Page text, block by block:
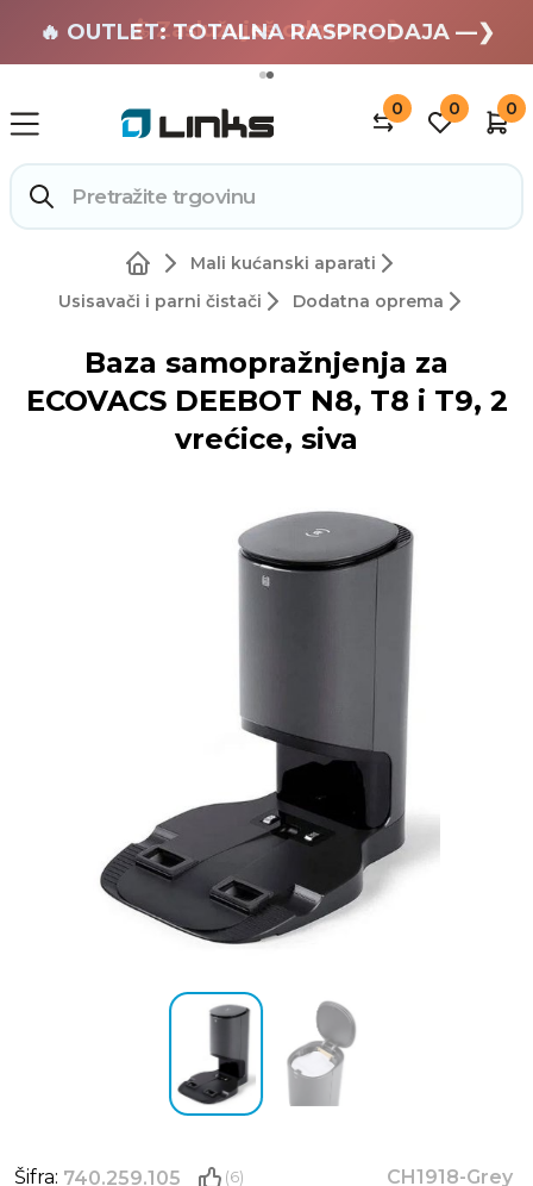
🏄 Zaslužuješ odmor —❯
🔥 OUTLET: TOTALNA RASPRODAJA —❯
0 0 0
Mali kućanski aparati
Usisavači i parni čistači
Dodatna oprema
Baza samopražnjenja za
ECOVACS DEEBOT N8, T8 i T9, 2
vrećice, siva
Šifra: 740.259.105 (6)
CH1918-Grey